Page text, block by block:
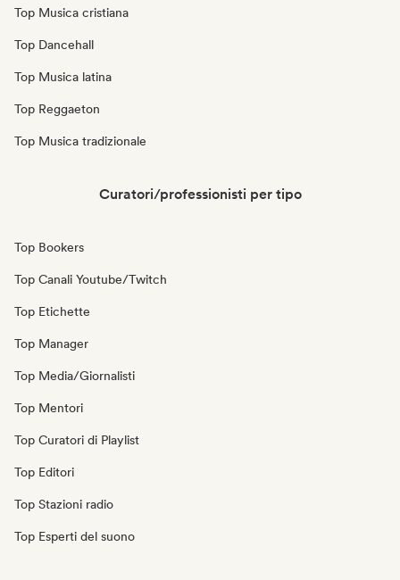
Top Musica cristiana
Top Dancehall
Top Musica latina
Top Reggaeton
Top Musica tradizionale
Curatori/professionisti per tipo
Top Bookers
Top Canali Youtube/Twitch
Top Etichette
Top Manager
Top Media/Giornalisti
Top Mentori
Top Curatori di Playlist
Top Editori
Top Stazioni radio
Top Esperti del suono